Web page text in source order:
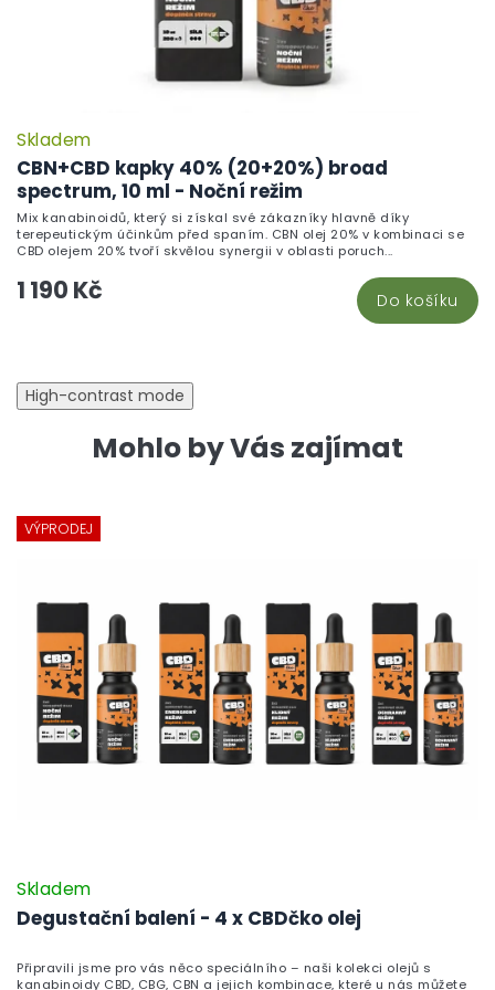
CBN+CBD kapky 40% (20+20%) broad
spectrum, 10 ml - Noční režim
Skladem
1 190 Kč Do košíku
Mix kanabinoidů, který si získal své zákazníky hlavně díky
terepeutickým účinkům před spaním. CBN olej 20% v kombinaci se
CBD olejem 20% tvoří skvělou synergii v oblasti poruch...
High-contrast mode
Mohlo by Vás zajímat
VÝPRODEJ
Degustační balení - 4 x CBDčko olej
Skladem
Připravili jsme pro vás něco speciálního – naši kolekci olejů s
kanabinoidy CBD, CBG, CBN a jejich kombinace, které u nás můžete